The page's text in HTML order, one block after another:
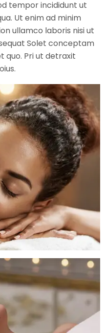
tempor incididunt ut
Ut enim ad minim
ullamco laboris nisi ut
Solet conceptam
quo. Pri ut detraxit